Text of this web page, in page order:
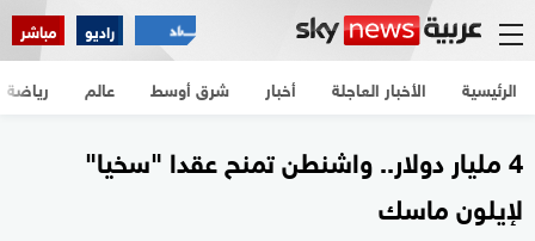
راديو مباشر
الرئيسية الأخبار العاجلة أخبار شرق أوسط عالم رياضة
4 مليار دولار.. واشنطن تمنح عقدا "سخيا"
لإيلون ماسك